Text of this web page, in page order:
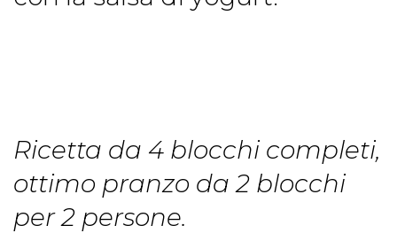
Ricetta da 4 blocchi completi,
ottimo pranzo da 2 blocchi
per 2 persone.